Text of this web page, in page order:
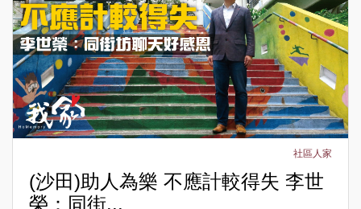
社區人家
(沙田)助人為樂 不應計較得失 李世
榮：同街...